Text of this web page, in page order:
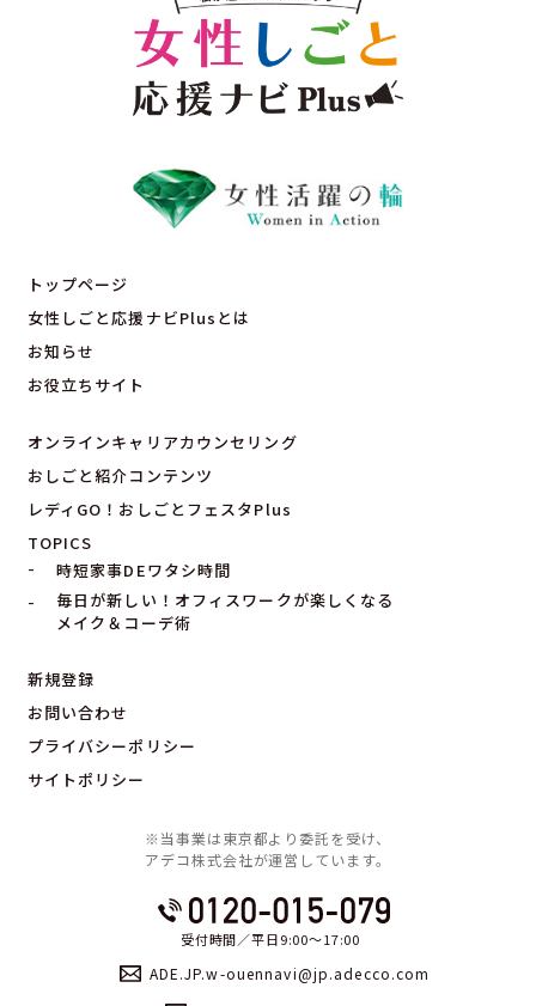
トップページ
女性しごと応援ナビPlusとは
お知らせ
お役立ちサイト
オンラインキャリアカウンセリング
おしごと紹介コンテンツ
レディGO！おしごとフェスタPlus
TOPICS
時短家事DEワタシ時間
毎日が新しい！オフィスワークが楽しくなる
メイク＆コーデ術
新規登録
お問い合わせ
プライバシーポリシー
サイトポリシー
※当事業は東京都より委託を受け、
アデコ株式会社が運営しています。
受付時間／平日9:00〜17:00
ADE.JP.w-ouennavi@jp.adecco.com